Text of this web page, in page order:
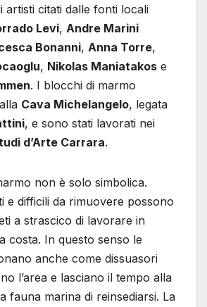
artisti citati dalle fonti locali
Levi, Andre Marini
Bonanni, Anna Torre,
, Nikolas Maniatakos e
. I blocchi di marmo
Cava Michelangelo, legata
, e sono stati lavorati nei
d’Arte Carrara.
non è solo simbolica.
e difficili da rimuovere possono
a strascico di lavorare in
costa. In questo senso le
anche come dissuasori
l’area e lasciano il tempo alla
fauna marina di reinsediarsi. La